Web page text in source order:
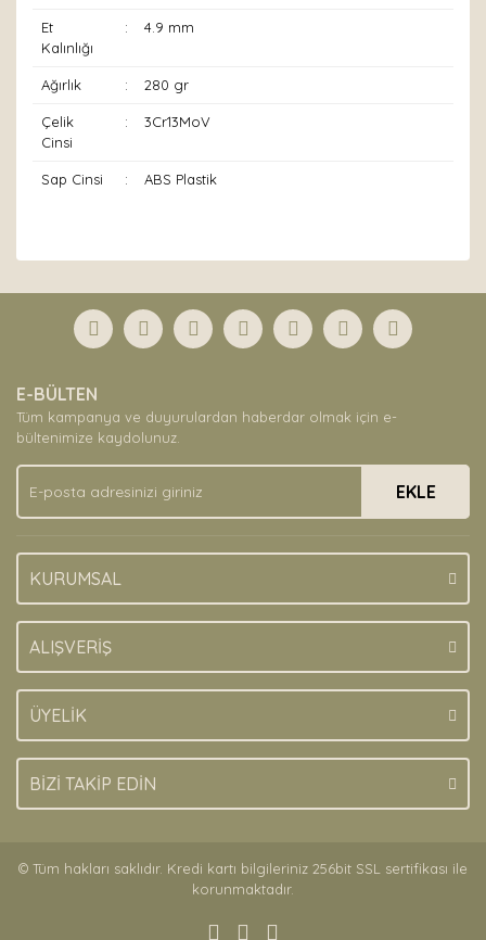
Et
Kalınlığı
: 4.9 mm
Ağırlık : 280 gr
Çelik
Cinsi
: 3Cr13MoV
Sap Cinsi : ABS Plastik
Yorum Yaz
formunu kullanarak tarafımıza iletebilirsiniz.
Görüş ve önerileriniz için teşekkür ederiz.
Ürün açıklamasında eksik bilgiler bulunuyor.
Ürün bilgilerinde hatalar bulunuyor.
Ürün fiyatı diğer sitelerden daha pahalı.
Bu ürüne benzer farklı alternatifler olmalı.
E-BÜLTEN
Tüm kampanya ve duyurulardan haberdar olmak için e-
bültenimize kaydolunuz.
EKLE
KURUMSAL
ALIŞVERİŞ
ÜYELİK
BİZİ TAKİP EDİN
© Tüm hakları saklıdır. Kredi kartı bilgileriniz 256bit SSL sertifikası ile
korunmaktadır.